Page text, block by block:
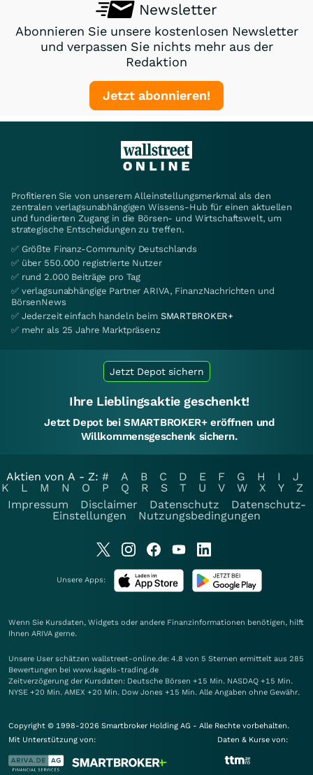
Newsletter
Abonnieren Sie unsere kostenlosen Newsletter
und verpassen Sie nichts mehr aus der
Redaktion
Jetzt abonnieren!
Profitieren Sie von unserem Alleinstellungsmerkmal als den
zentralen verlagsunabhängigen Wissens-Hub für einen aktuellen
und fundierten Zugang in die Börsen- und Wirtschaftswelt, um
strategische Entscheidungen zu treffen.
✅ Größte Finanz-Community Deutschlands
✅ über 550.000 registrierte Nutzer
✅ rund 2.000 Beiträge pro Tag
✅ verlagsunabhängige Partner ARIVA, FinanzNachrichten und
BörsenNews
✅ Jederzeit einfach handeln beim SMARTBROKER+
✅ mehr als 25 Jahre Marktpräsenz
Jetzt Depot sichern
Ihre Lieblingsaktie geschenkt!
Jetzt Depot bei SMARTBROKER+ eröffnen und
Willkommensgeschenk sichern.
Aktien von A - Z: # A B C D E F G H I
J
K
L M N O P Q R S T U V W X Y
Z
Impressum
Disclaimer Datenschutz
Datenschutz-
Einstellungen
Nutzungsbedingungen
Unsere Apps:
Wenn Sie Kursdaten, Widgets oder andere Finanzinformationen benötigen, hilft
Ihnen ARIVA gerne.
Unsere User schätzen wallstreet-online.de: 4.8 von 5 Sternen ermittelt aus 285
Bewertungen bei www.kagels-trading.de
Zeitverzögerung der Kursdaten: Deutsche Börsen +15 Min. NASDAQ +15 Min.
NYSE +20 Min. AMEX +20 Min. Dow Jones +15 Min. Alle Angaben ohne Gewähr.
Copyright © 1998-2026 Smartbroker Holding AG - Alle Rechte vorbehalten.
Mit Unterstützung von:
Daten & Kurse von: